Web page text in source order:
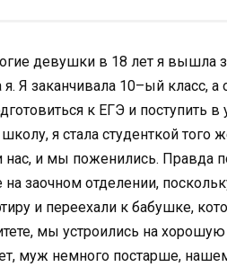
девушки в 18 лет я вышла
я. Я заканчивала 10–ый класс,
к ЕГЭ и поступить
я стала студенткой
нас, и мы поженились. Правда
на заочном отделении,
и переехали к бабушке,
мы устроились на
муж немного постарше,